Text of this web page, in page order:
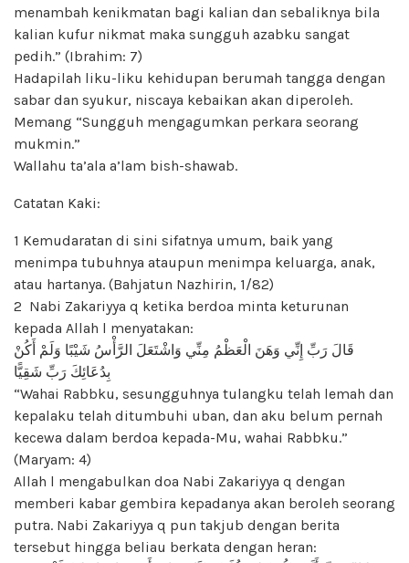
menambah kenikmatan bagi kalian dan sebaliknya bila
kalian kufur nikmat maka sungguh azabku sangat
pedih.” (Ibrahim: 7)
Hadapilah liku-liku kehidupan berumah tangga dengan
sabar dan syukur, niscaya kebaikan akan diperoleh.
Memang “Sungguh mengagumkan perkara seorang
mukmin.”
Wallahu ta’ala a’lam bish-shawab.
Catatan Kaki:
1 Kemudaratan di sini sifatnya umum, baik yang
menimpa tubuhnya ataupun menimpa keluarga, anak,
atau hartanya. (Bahjatun Nazhirin, 1/82)
2 Nabi Zakariyya q ketika berdoa minta keturunan
kepada Allah l menyatakan:
قَالَ رَبِّ إِنِّي وَهَنَ الْعَظْمُ مِنِّي وَاشْتَعَلَ الرَّأْسُ شَيْبًا وَلَمْ أَكُنْ
بِدُعَائِكَ رَبِّ شَقِيًّا
“Wahai Rabbku, sesungguhnya tulangku telah lemah dan
kepalaku telah ditumbuhi uban, dan aku belum pernah
kecewa dalam berdoa kepada-Mu, wahai Rabbku.”
(Maryam: 4)
Allah l mengabulkan doa Nabi Zakariyya q dengan
memberi kabar gembira kepadanya akan beroleh seorang
putra. Nabi Zakariyya q pun takjub dengan berita
tersebut hingga beliau berkata dengan heran: